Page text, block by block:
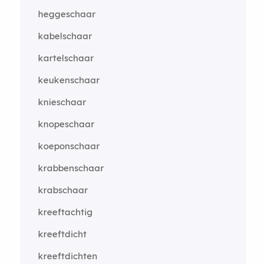
heggeschaar
kabelschaar
kartelschaar
keukenschaar
knieschaar
knopeschaar
koeponschaar
krabbenschaar
krabschaar
kreeftachtig
kreeftdicht
kreeftdichten